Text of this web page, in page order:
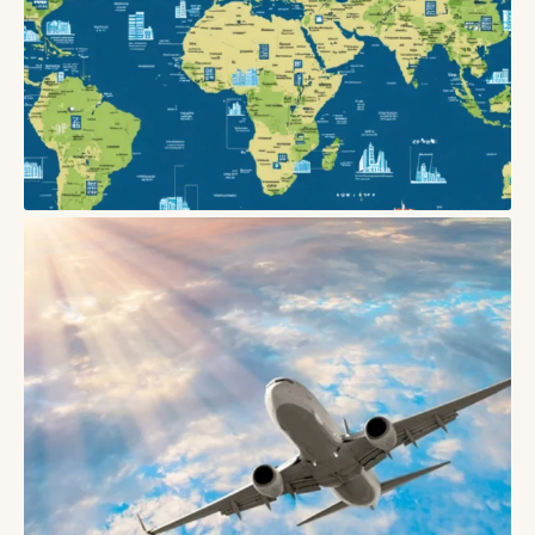
Як безпечно бронювати житло в Європі: поради
03/06/2026